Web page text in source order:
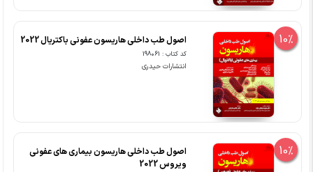
10% اصول طب داخلی هاریسون عفونی باکتریال 2022
کد کتاب : 198061
انتشارات حیدری
10%
اصول طب داخلی هاریسون بیماری های عفونی
ویروس 2022